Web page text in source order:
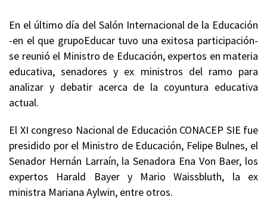
En el último día del Salón Internacional de la Educación
-en el que grupoEducar tuvo una exitosa participación-
se reunió el Ministro de Educación, expertos en materia
educativa, senadores y ex ministros del ramo para
analizar y debatir acerca de la coyuntura educativa
actual.
El XI congreso Nacional de Educación CONACEP SIE fue
presidido por el Ministro de Educación, Felipe Bulnes, el
Senador Hernán Larraín, la Senadora Ena Von Baer, los
expertos Harald Bayer y Mario Waissbluth, la ex
ministra Mariana Aylwin, entre otros.